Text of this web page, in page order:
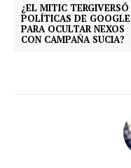
¿EL MITIC TERGIVERSÓ
POLÍTICAS DE GOOGLE
PARA OCULTAR NEXOS
CON CAMPAÑA SUCIA?